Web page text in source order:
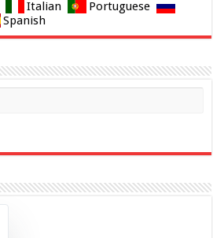
Italian
Portuguese
Spanish